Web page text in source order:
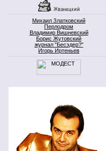
Михаил Златковский
Перлодром
Владимир Вишневский
Борис Жутовский
журнал "Бесэдер?"
Игорь Иртеньев